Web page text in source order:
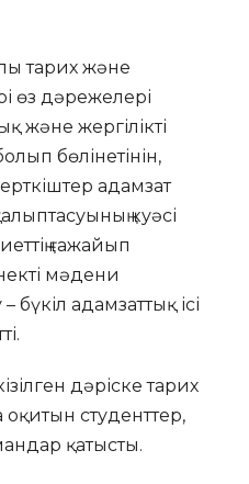
тарих және
өз дәрежелері
және жергілікті
бөлінетінін,
адамзат
куәсі
ғажайып
мәдени
адамзаттық ісі
дәріске тарих
студенттер,
қатысты.